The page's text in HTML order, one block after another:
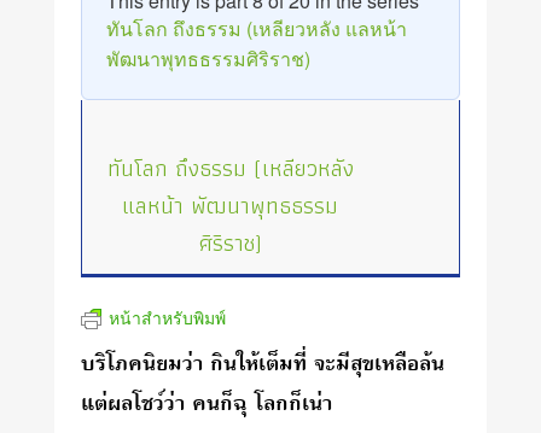
ทันโลก ถึงธรรม (เหลียวหลัง แลหน้า
พัฒนาพุทธธรรมศิริราช)
ทันโลก ถึงธรรม (เหลียวหลัง
แลหน้า พัฒนาพุทธธรรม
ศิริราช)
หน้าสำหรับพิมพ์
บริโภคนิยมว่า กินให้เต็มที่ จะมีสุขเหลือล้น
แต่ผลโชว์ว่า คนก็ฉุ โลกก็เน่า